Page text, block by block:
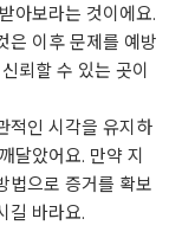
아보라는 것이에요.
은 이후 문제를 예방
뢰할 수 있는 곳이
적인 시각을 유지하
달았어요. 만약 지
법으로 증거를 확보
길 바라요.